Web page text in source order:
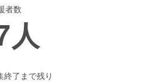
ケア
者数
人
終了まで残り